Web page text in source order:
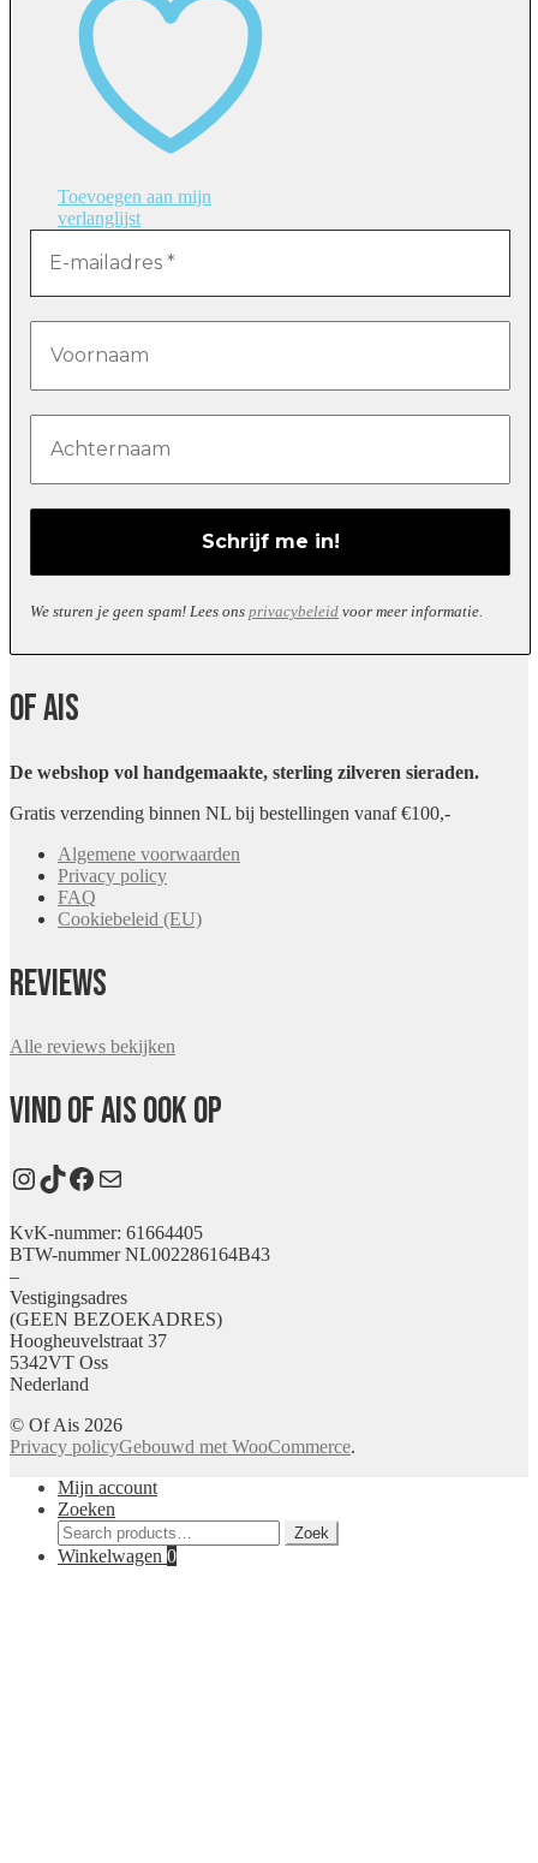
Toevoegen aan mijn
verlanglijst
We sturen je geen spam! Lees ons privacybeleid voor meer informatie.
Of Ais
De webshop vol handgemaakte, sterling zilveren sieraden.
Gratis verzending binnen NL bij bestellingen vanaf €100,-
Algemene voorwaarden
Privacy policy
FAQ
Cookiebeleid (EU)
Reviews
Alle reviews bekijken
Vind Of Ais ook op
Instagram
TikTok
Facebook
E-mail
KvK-nummer: 61664405
BTW-nummer NL002286164B43
–
Vestigingsadres
(GEEN BEZOEKADRES)
Hoogheuvelstraat 37
5342VT Oss
Nederland
© Of Ais 2026
Privacy policyGebouwd met WooCommerce.
Mijn account
Zoeken
Zoeken
voor:
Zoek
Winkelwagen 0